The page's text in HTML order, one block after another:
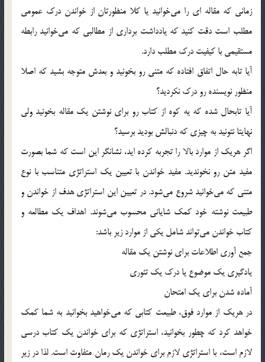
زماني كه مقاله اي را مي‌خوانيد يا كلا منظورتان از خواندن درك عمومي
مطلب است دقت كنيد كه يادداشت برداري از مطالبي كه مي‌خوانيد رابطه
مستقيمي با كيفيت درك مطلب دارد.
آيا تابه حال اتفاق افتاده كه متني رو بخونيد و بعدش متوجه بشيد كه اصلا
منظور نويسنده رو درك نكرديد؟
آيا تابحال شده كه يه كوه از كتاب رو براي نوشتن يك مقاله بخونيد ولي
نهايتا نتونيد به چيزي كه دنبالش بوديد برسيد؟
اگر هريك از موارد بالا را تجربه كرده ايد، نشانگر اين است كه شما بصورت
مفيد متن رو نخونديد. مفيد خواندن با تعيين يك استراتژي متناسب با نوع
متني كه مي‌خوانيد شروع مي‌شود. در تعيين اين استراتژي هدف از خواندن و
طبيعت نوشته خود كمك شاياني محسوب مي‌شوند. اهداف يك مطالعه و
كتاب خواندن مي‌تواند شامل يكي از موارد زير باشد:
جمع آوري اطلاعات براي نوشتن يك مقاله
يادگيري يك موضوع يا درك يك تئوري
آماده شدن براي يك امتحان
در هريك از موارد فوق، طبيعت كتابي كه مي‌خواهيد بخوانيد به شما كمك
خواهد كرد كه چطور بخوانيد، استراتژي كه براي خواندن يك كتاب درسي
لازم است، با استراتژي لازم براي خواندن يك رمان متفاوت است. لذا در زير